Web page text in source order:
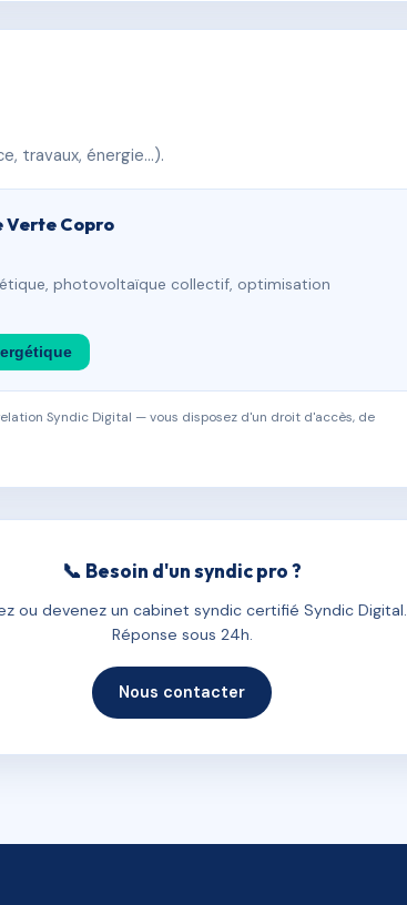
travaux, énergie…).
Verte Copro
photovoltaïque collectif, optimisation
Syndic Digital — vous disposez d'un droit d'accès, de
📞 Besoin d'un syndic pro ?
ou devenez un cabinet syndic certifié Syndic Digital.
Réponse sous 24h.
Nous contacter